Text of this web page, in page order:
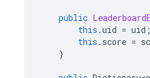
public
this .uid = uid ;
this . score =
}